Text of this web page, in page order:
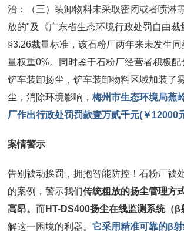
治：（三）装卸物料未采取密闭或者喷淋
放的"及《广东省生态环境行政处罚自由裁
§3.26裁量标准，该石粉厂两年来未发生
量权重0%。同时鉴于石粉厂经营者积极
铲车装卸扬尘，铲车装卸物料区域加装了
尘，消除环境影响，梅州市生态环境局蕉
厂作出行政处罚罚款壹万贰千元(￥12000
案情警示
告别被动挨罚，拥抱智能防控！石粉厂被
的案例，警示我们传统粗放的扬尘管理方
高昂。而HT-DS400扬尘在线监测系统（β
解这一困境的利器。它采用精准可靠的β射